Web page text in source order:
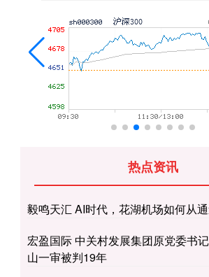
热点资讯
毅鸣天汇 AI时代，花湖机场如何从
宏盈国际 中关村发展集团原党委书
山一审被判19年